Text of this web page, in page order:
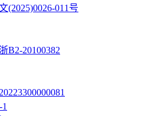
(2025)0026-011号
B2-20100382